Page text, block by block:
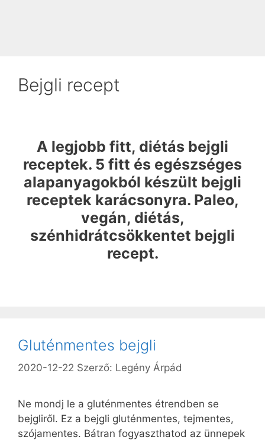
Bejgli recept
A legjobb fitt, diétás bejgli
receptek. 5 fitt és egészséges
alapanyagokból készült bejgli
receptek karácsonyra. Paleo,
vegán, diétás,
szénhidrátcsökkentet bejgli
recept.
Gluténmentes bejgli
2020-12-22 Szerző: Legény Árpád
Ne mondj le a gluténmentes étrendben se
bejgliről. Ez a bejgli gluténmentes, tejmentes,
szójamentes. Bátran fogyaszthatod az ünnepek